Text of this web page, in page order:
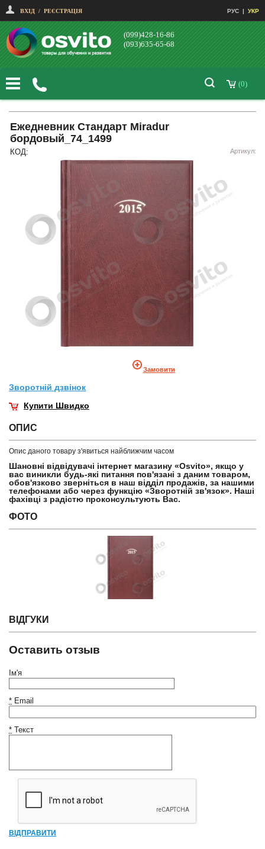
ВХІД / РЕЄСТРАЦІЯ РУС | УКР
(099)428-16-86
(093)635-65-68
(0)
Ежедневник Стандарт Miradur
бордовый_74_1499
КОД: Артикул:
Замовити
Зворотнiй дзвiнок
Купити Швидко
ОПИС
Опис даного товару з'явиться найближчим часом
Шановні відвідувачі інтернет магазину «Osvito», якщо у
вас виникли будь-які питання пов'язані з даним товаром,
обов'язково зверніться в наш відділ продажів, за нашими
телефонами або через функцію «Зворотній зв'язок». Наші
фахівці з радістю проконсультують Вас.
ФОТО
ВІДГУКИ
Оставить отзыв
Ім'я
* Email
* Текст
ВІДПРАВИТИ